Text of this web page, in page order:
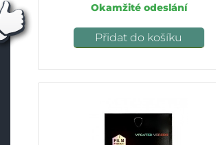
Okamžité odeslání
Přidat do košíku